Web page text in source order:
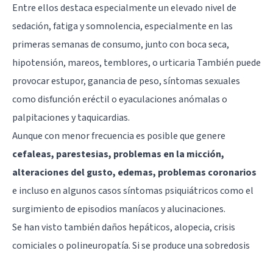
Entre ellos destaca especialmente un elevado nivel de
sedación, fatiga y somnolencia, especialmente en las
primeras semanas de consumo, junto con boca seca,
hipotensión, mareos, temblores, o urticaria También puede
provocar estupor, ganancia de peso, síntomas sexuales
como disfunción eréctil o eyaculaciones anómalas o
palpitaciones y taquicardias.
Aunque con menor frecuencia es posible que genere
cefaleas, parestesias, problemas en la micción,
alteraciones del gusto, edemas, problemas coronarios
e incluso en algunos casos síntomas psiquiátricos como el
surgimiento de episodios maníacos y alucinaciones.
Se han visto también daños hepáticos, alopecia, crisis
comiciales o polineuropatía. Si se produce una sobredosis